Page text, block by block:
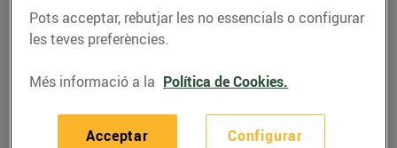
RECEPTES
Conill amb salsa
Pots acceptar, rebutjar les no essencials o configurar
les teves preferències.
Més informació a la Política de Cookies.
Configurar
Acceptar